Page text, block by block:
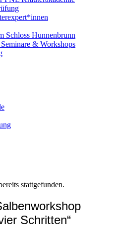
Schloss Hunnenbrunn
& Workshops
stattgefunden.
Schritten“